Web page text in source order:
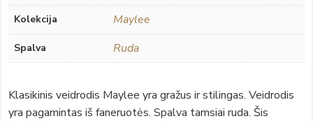
Kolekcija Maylee
Spalva Ruda
Klasikinis veidrodis Maylee yra gražus ir stilingas. Veidrodis
yra pagamintas iš faneruotės. Spalva tamsiai ruda. Šis